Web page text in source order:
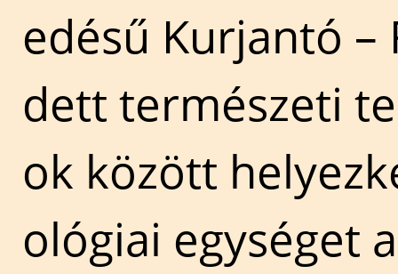
edésű Kurjantó –
dett természeti
ok között
ológiai egységet